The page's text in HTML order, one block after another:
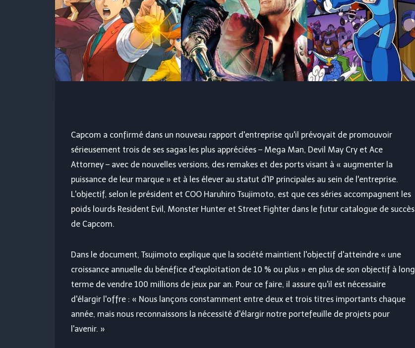
Capcom a confirmé dans un nouveau rapport d'entreprise qu'il prévoyait de promouvoir
sérieusement trois de ses sagas les plus appréciées – Mega Man, Devil May Cry et Ace
Attorney – avec de nouvelles versions, des remakes et des ports visant à « augmenter la
puissance de leur marque » et à les élever au statut d'IP principales au sein de l'entreprise.
L'objectif, selon le président et COO Haruhiro Tsujimoto, est que ces séries accompagnent les
poids lourds Resident Evil, Monster Hunter et Street Fighter dans le futur catalogue de succès
de Capcom.
Dans le document, Tsujimoto explique que la société maintient l'objectif d'atteindre « une
croissance annuelle du bénéfice d'exploitation de 10 % ou plus » en plus de son objectif à long
terme de vendre 100 millions de jeux par an. Pour ce faire, il assure qu'il est nécessaire
d'élargir l'offre : « Nous lançons constamment entre deux et trois titres importants chaque
année, mais nous reconnaissons la nécessité d'élargir notre portefeuille de projets pour
l'avenir. »